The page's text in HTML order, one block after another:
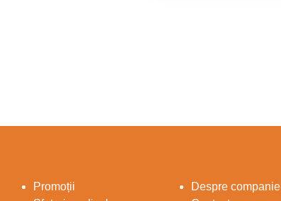
Promoții
Despre companie